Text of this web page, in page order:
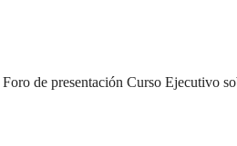
Foro de presentación Curso Ejecutivo